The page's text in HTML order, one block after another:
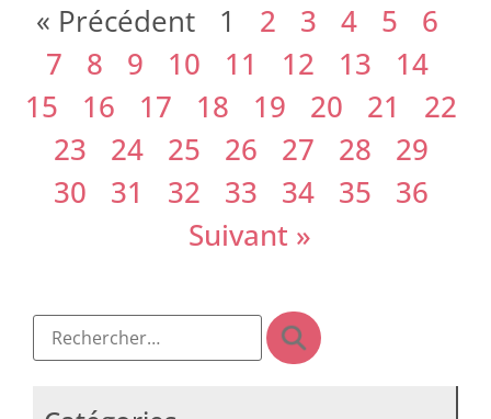
« Précédent 1 2 3 4 5
6
7
8 9 10 11 12 13
14
15
16 17 18 19 20 21
22
23
24 25 26 27 28
29
30
31 32 33 34 35
36
Suivant »